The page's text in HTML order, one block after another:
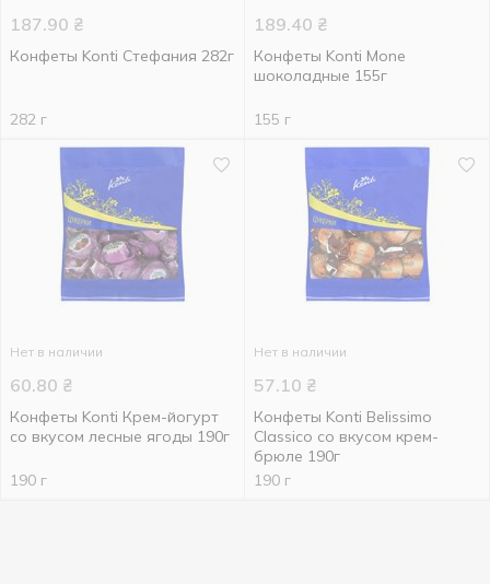
187.90 ₴
Конфеты Konti Стефания 282г
282 г
189.40 ₴
Конфеты Konti Mone
шоколадные 155г
155 г
Нет в наличии
60.80 ₴
Конфеты Konti Крем-йогурт
со вкусом лесные ягоды 190г
190 г
Нет в наличии
57.10 ₴
Конфеты Konti Belissimo
Classico со вкусом крем-
брюле 190г
190 г